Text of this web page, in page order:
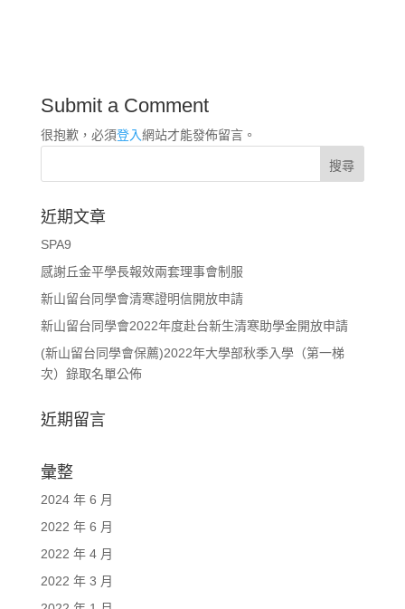
Submit a Comment
很抱歉，必須登入網站才能發佈留言。
近期文章
SPA9
感謝丘金平學長報效兩套理事會制服
新山留台同學會清寒證明信開放申請
新山留台同學會2022年度赴台新生清寒助學金開放申請
(新山留台同學會保薦)2022年大學部秋季入學（第一梯
次）錄取名單公佈
近期留言
彙整
2024 年 6 月
2022 年 6 月
2022 年 4 月
2022 年 3 月